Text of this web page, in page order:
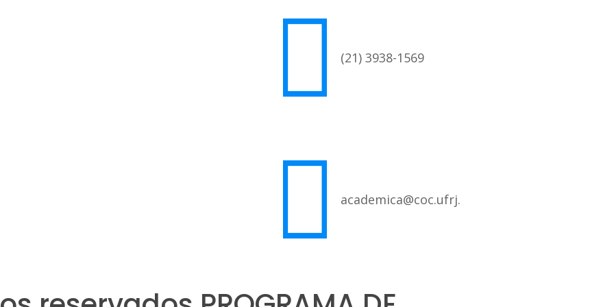
(21) 3938-1569
academica@coc.ufrj.br